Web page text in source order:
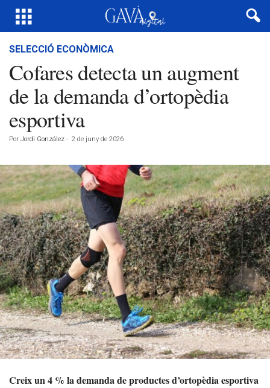
SELECCIÓ ECONÒMICA
Cofares detecta un augment
de la demanda d’ortopèdia
esportiva
Por Jordi González - 2 de juny de 2026
Creix un 4 % la demanda de productes d’ortopèdia esportiva